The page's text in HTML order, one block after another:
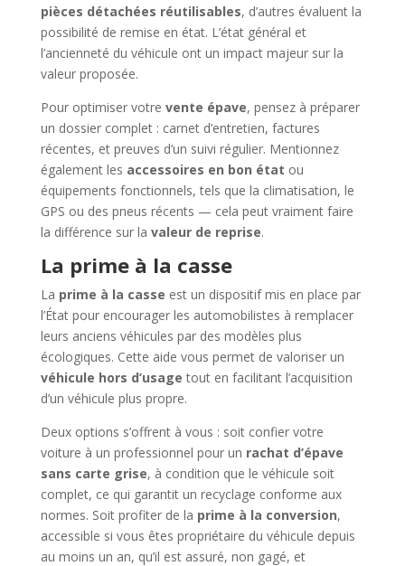
pièces détachées réutilisables, d’autres évaluent la
possibilité de remise en état. L’état général et
l’ancienneté du véhicule ont un impact majeur sur la
valeur proposée.
Pour optimiser votre vente épave, pensez à préparer
un dossier complet : carnet d’entretien, factures
récentes, et preuves d’un suivi régulier. Mentionnez
également les accessoires en bon état ou
équipements fonctionnels, tels que la climatisation, le
GPS ou des pneus récents — cela peut vraiment faire
la différence sur la valeur de reprise.
La prime à la casse
La prime à la casse est un dispositif mis en place par
l’État pour encourager les automobilistes à remplacer
leurs anciens véhicules par des modèles plus
écologiques. Cette aide vous permet de valoriser un
véhicule hors d’usage tout en facilitant l’acquisition
d’un véhicule plus propre.
Deux options s’offrent à vous : soit confier votre
voiture à un professionnel pour un rachat d’épave
sans carte grise, à condition que le véhicule soit
complet, ce qui garantit un recyclage conforme aux
normes. Soit profiter de la prime à la conversion,
accessible si vous êtes propriétaire du véhicule depuis
au moins un an, qu’il est assuré, non gagé, et